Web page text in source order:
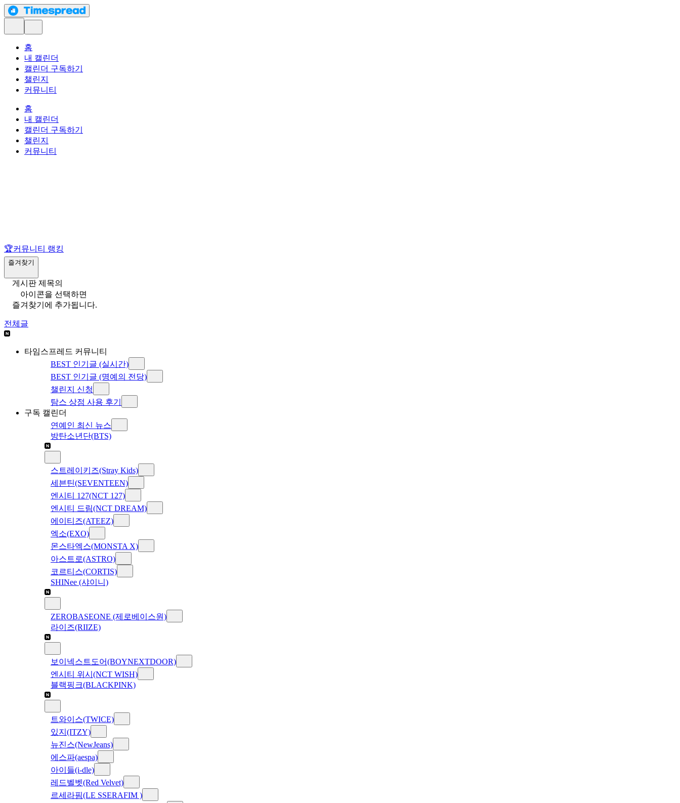
홈
내 캘린더
캘린더 구독하기
챌린지
커뮤니티
홈
내 캘린더
캘린더 구독하기
챌린지
커뮤니티
🏆커뮤니티 랭킹
즐겨찾기
게시판 제목의
아이콘을 선택하면
즐겨찾기에 추가됩니다.
전체글
타임스프레드 커뮤니티
BEST 인기글 (실시간)
BEST 인기글 (명예의 전당)
챌린지 신청
탐스 상점 사용 후기
구독 캘린더
연예인 최신 뉴스
방탄소년단(BTS)
스트레이키즈(Stray Kids)
세븐틴(SEVENTEEN)
엔시티 127(NCT 127)
엔시티 드림(NCT DREAM)
에이티즈(ATEEZ)
엑소(EXO)
몬스타엑스(MONSTA X)
아스트로(ASTRO)
코르티스(CORTIS)
SHINee (샤이니)
ZEROBASEONE (제로베이스원)
라이즈(RIIZE)
보이넥스트도어(BOYNEXTDOOR)
엔시티 위시(NCT WISH)
블랙핑크(BLACKPINK)
트와이스(TWICE)
있지(ITZY)
뉴진스(NewJeans)
에스파(aespa)
아이들(i-dle)
레드벨벳(Red Velvet)
르세라핌(LE SSERAFIM )